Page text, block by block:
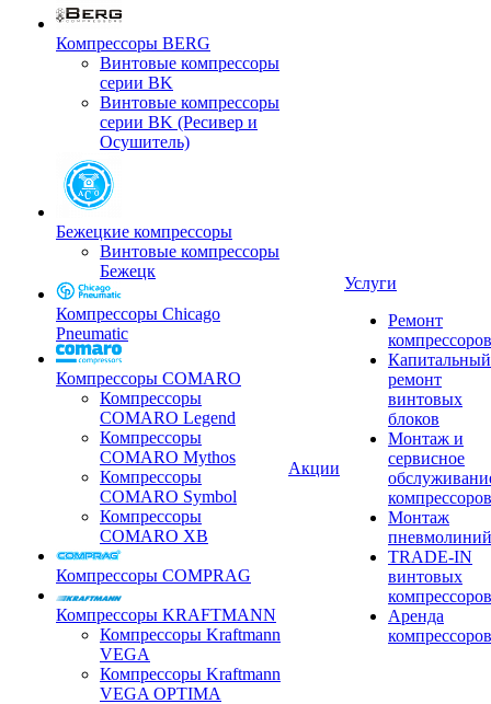
Компрессоры BERG
Винтовые компрессоры
серии BK
Винтовые компрессоры
серии BK (Ресивер и
Осушитель)
Бежецкие компрессоры
Винтовые компрессоры
Бежецк
Компрессоры Chicago
Pneumatic
Компрессоры COMARO
Компрессоры
COMARO Legend
Компрессоры
COMARO Mythos
Компрессоры
COMARO Symbol
Компрессоры
COMARO XB
Компрессоры COMPRAG
Компрессоры KRAFTMANN
Компрессоры Kraftmann
VEGA
Компрессоры Kraftmann
VEGA OPTIMA
Акции
Услуги
Ремонт
компрессоров
Капитальный
ремонт
винтовых
блоков
Монтаж и
сервисное
компрессоров
Монтаж
пневмолиний
TRADE-IN
винтовых
компрессоров
Аренда
компрессоров